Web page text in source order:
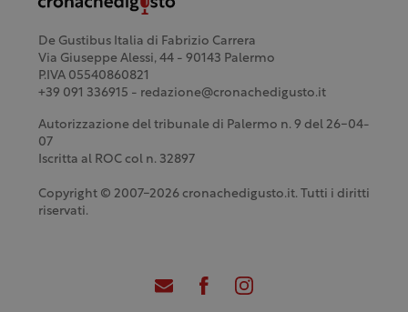
De Gustibus Italia di Fabrizio Carrera
Via Giuseppe Alessi, 44 - 90143 Palermo
P.IVA 05540860821
+39 091 336915 - redazione@cronachedigusto.it
Autorizzazione del tribunale di Palermo n. 9 del 26-04-
07
Iscritta al ROC col n. 32897
Copyright © 2007-2026 cronachedigusto.it. Tutti i diritti
riservati.